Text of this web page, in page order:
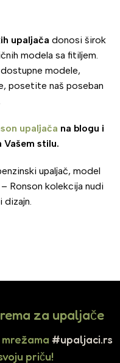
upaljača donosi širok
modela sa fitiljem.
modele,
posetite naš poseban
upaljača na blogu i
stilu.
upaljač, model
Ronson kolekcija nudi
dizajn.
za upaljače
#upaljaci.rs
priču!